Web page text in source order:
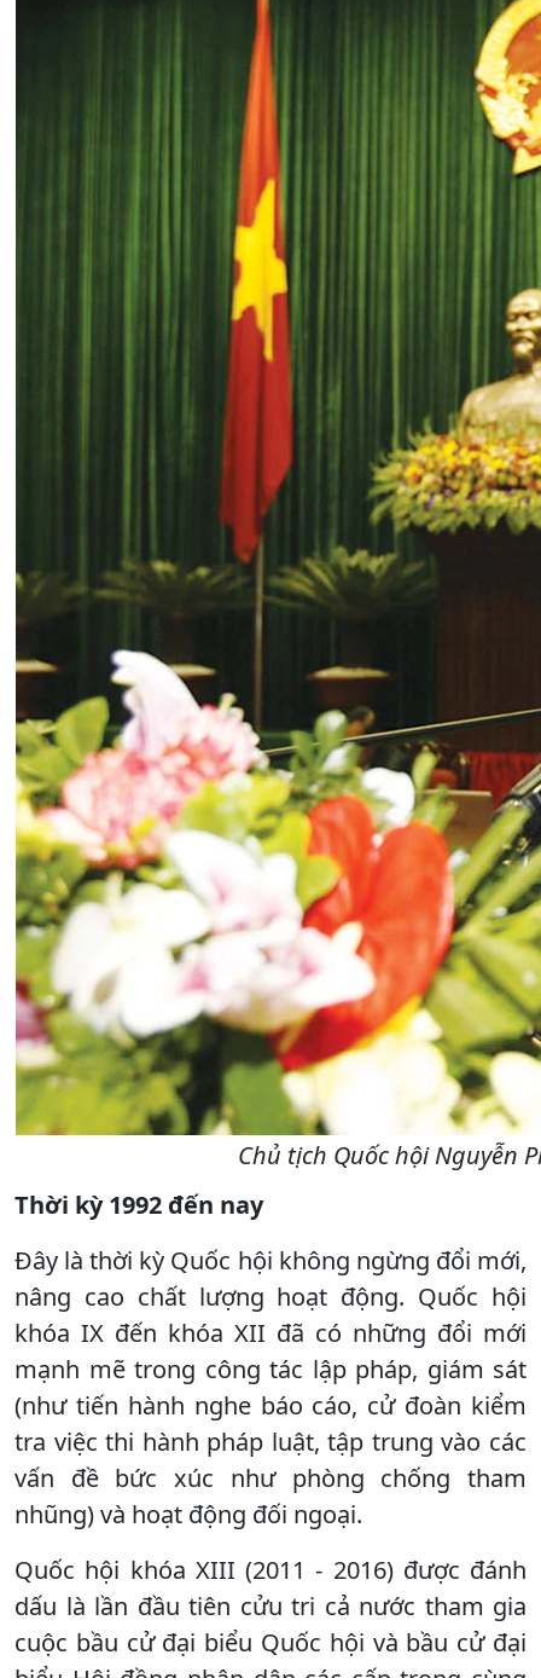
Chủ tịch Quốc hội Nguyễn
Thời kỳ 1992 đến nay
Đây là thời kỳ Quốc hội không ngừng đổi mới,
nâng cao chất lượng hoạt động. Quốc hội
khóa IX đến khóa XII đã có những đổi mới
mạnh mẽ trong công tác lập pháp, giám sát
(như tiến hành nghe báo cáo, cử đoàn kiểm
tra việc thi hành pháp luật, tập trung vào các
vấn đề bức xúc như phòng chống tham
nhũng) và hoạt động đối ngoại.
Quốc hội khóa XIII (2011 - 2016) được đánh
dấu là lần đầu tiên cửu tri cả nước tham gia
cuộc bầu cử đại biểu Quốc hội và bầu cử đại